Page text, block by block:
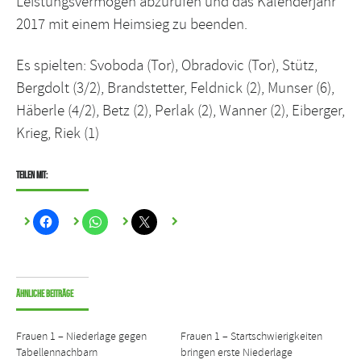
2017 mit einem Heimsieg zu beenden.
Es spielten: Svoboda (Tor), Obradovic (Tor), Stütz,
Bergdolt (3/2), Brandstetter, Feldnick (2), Munser (6),
Häberle (4/2), Betz (2), Perlak (2), Wanner (2), Eiberger,
Krieg, Riek (1)
Teilen mit:
Ähnliche Beiträge
Frauen 1 – Niederlage gegen
Tabellennachbarn
Frauen 1 – Startschwierigkeiten
bringen erste Niederlage